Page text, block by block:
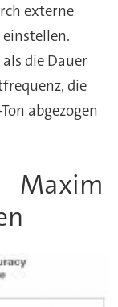
externe
die Dauer
die
abgezogen
Maxim